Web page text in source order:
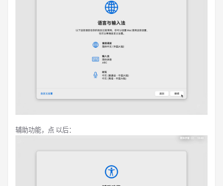
辅助功能，点 以后：